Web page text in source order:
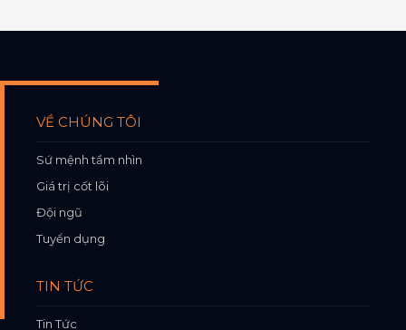
VỀ CHÚNG TÔI
Sứ mệnh tầm nhìn
Giá trị cốt lõi
Đội ngũ
Tuyển dụng
TIN TỨC
Tin Tức